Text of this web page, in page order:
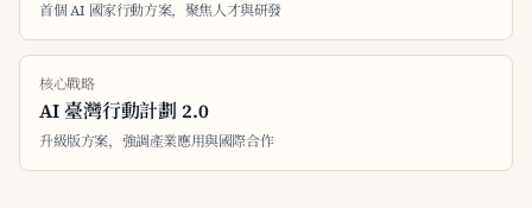
首個 AI 國家行動方案，聚焦人才與研發
核心戰略
AI 臺灣行動計劃 2.0
升級版方案，強調產業應用與國際合作